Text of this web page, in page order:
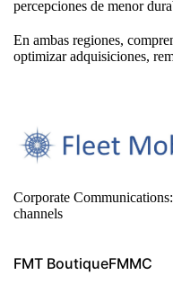
percepciones de menor
En ambas regiones,
optimizar adquisiciones,
Corporate
channels
FMT BoutiqueFMMC